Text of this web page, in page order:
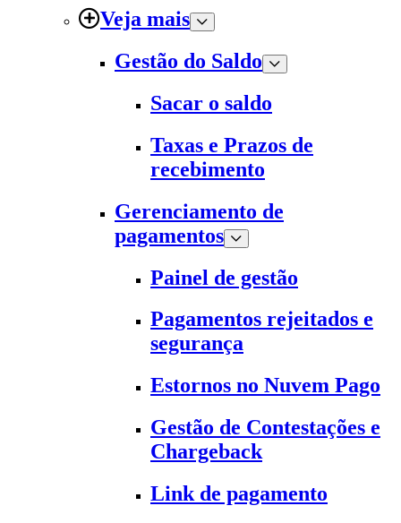
Veja mais
Gestão do Saldo
Sacar o saldo
Taxas e Prazos de
recebimento
Gerenciamento de
pagamentos
Painel de gestão
Pagamentos rejeitados e
segurança
Estornos no Nuvem Pago
Gestão de Contestações e
Chargeback
Link de pagamento